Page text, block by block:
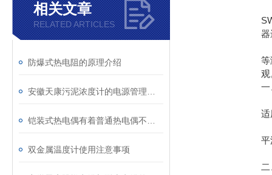
相关文章
RELATED ARTICLES
防爆式热电阻的原理介绍
双金属温度计使用注意事项
器
等
观
一
适
平